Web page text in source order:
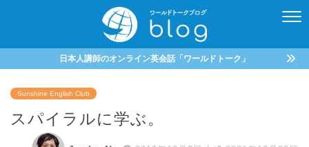
日本人講師のオンライン英会話「ワールドトーク」
Sunshine English Club
スパイラルに学ぶ。